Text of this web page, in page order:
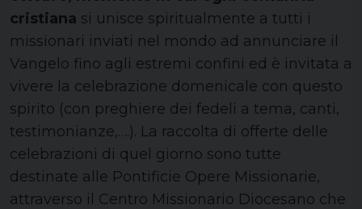
cristiana si unisce spiritualmente a tutti i
missionari inviati nel mondo ad annunciare il
Vangelo fino agli estremi confini ed è invitata a
vivere la celebrazione domenicale con questo
spirito (con preghiere dei fedeli a tema, canti,
testimonianze,….). La raccolta di offerte delle
celebrazioni di quel giorno sono tutte
destinate alle Pontificie Opere Missionarie,
attraverso il Centro Missionario Diocesano che